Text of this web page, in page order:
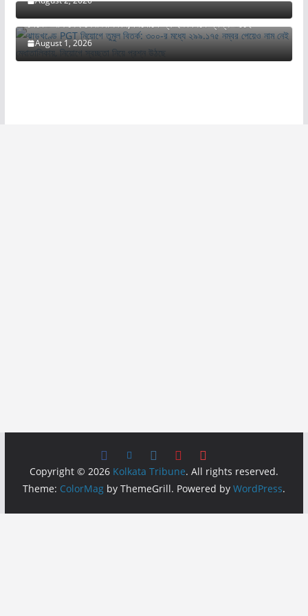
ঝাড়খণ্ডে PGT নিয়োগে তুমুল বিতর্ক: ৩০০-র মধ্যে ২৯৯.১৭৫ নম্বর
পেয়েও নাম নেই মেধাতালিকায়, নিয়োগে স্বচ্ছতা নিয়ে প্রশ্ন উঠছে
August 1, 2026
Copyright © 2026 Kolkata Tribune. All rights reserved.
Theme: ColorMagby ThemeGrill. Powered by WordPress.